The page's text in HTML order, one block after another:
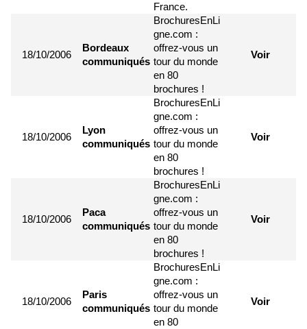
France.
18/10/2006
Bordeaux
communiqués
BrochuresEnLi
gne.com :
offrez-vous un
tour du monde
en 80
brochures !
Voir
18/10/2006
Lyon
communiqués
BrochuresEnLi
gne.com :
offrez-vous un
tour du monde
en 80
brochures !
Voir
18/10/2006
Paca
communiqués
BrochuresEnLi
gne.com :
offrez-vous un
tour du monde
en 80
brochures !
Voir
18/10/2006
Paris
communiqués
BrochuresEnLi
gne.com :
offrez-vous un
tour du monde
en 80
Voir